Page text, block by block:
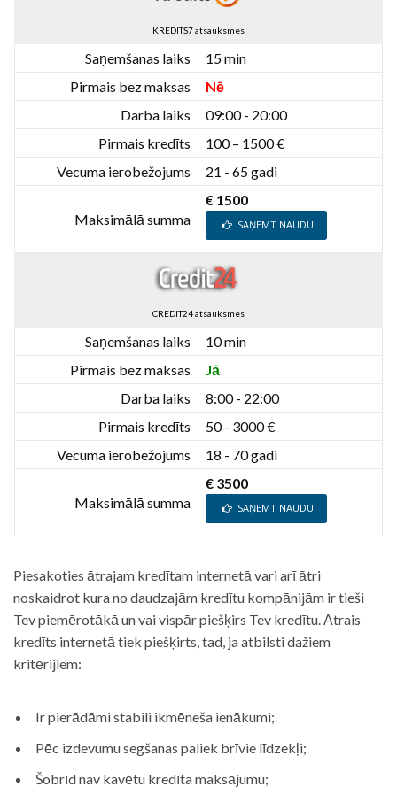
KREDITS7 atsauksmes
Saņemšanas laiks
15 min
Pirmais bez maksas
Nē
Darba laiks
09:00 - 20:00
Pirmais kredīts
100 – 1500 €
Vecuma ierobežojums
21 - 65 gadi
Maksimālā summa
€ 1500
SAŅEMT NAUDU
CREDIT24 atsauksmes
Saņemšanas laiks
10 min
Pirmais bez maksas
Jā
Darba laiks
8:00 - 22:00
Pirmais kredīts
50 - 3000 €
Vecuma ierobežojums
18 - 70 gadi
Maksimālā summa
€ 3500
SAŅEMT NAUDU
Piesakoties ātrajam kredītam internetā vari arī ātri
noskaidrot kura no daudzajām kredītu kompānijām ir tieši
Tev piemērotākā un vai vispār piešķirs Tev kredītu. Ātrais
kredīts internetā tiek piešķirts, tad, ja atbilsti dažiem
kritērijiem:
Ir pierādāmi stabili ikmēneša ienākumi;
Pēc izdevumu segšanas paliek brīvie līdzekļi;
Šobrīd nav kavētu kredīta maksājumu;